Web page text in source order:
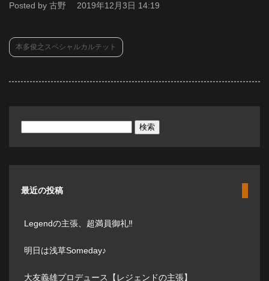
Posted by 古野 2019年12月3日 14:19
本多俊之スペシャルカルテット
最近の投稿
Legendの主張、超満員御礼‼️
明日は浅草Someday♪
大友義雄プロデュース【レジェンドの主張】